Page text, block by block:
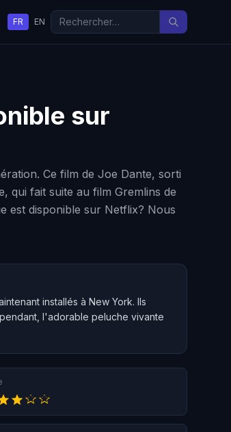
FR EN
sur
Ce film de Joe Dante, sorti
qui fait suite au film Gremlins de
est disponible sur Netflix? Nous
installés à New York. Ils
l'adorable peluche vivante